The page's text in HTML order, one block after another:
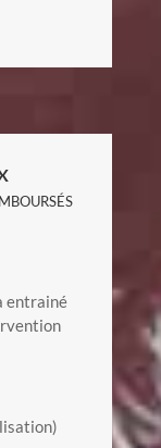
entrainé